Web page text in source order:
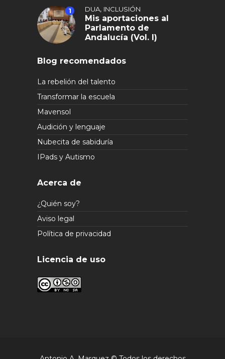
1 DUA, INCLUSIÓN
Mis aportaciones al
Parlamento de
Andalucía (Vol. I)
Blog recomendados
La rebelión del talento
Transformar la escuela
Mavensol
Audición y lenguaje
Nubecita de sabiduría
IPads y Autismo
Acerca de
¿Quién soy?
Aviso legal
Política de privacidad
Licencia de uso